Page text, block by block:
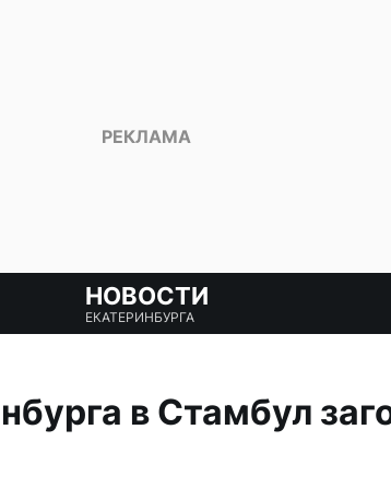
НОВОСТИ
ЕКАТЕРИНБУРГА
в Стамбул